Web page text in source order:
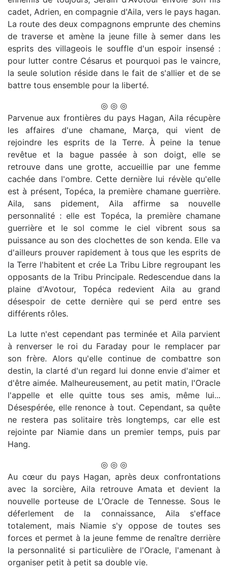
cadet, Adrien, en compagnie d'Aila, vers le pays hagan.
La route des deux compagnons emprunte des chemins
de traverse et amène la jeune fille à semer dans les
esprits des villageois le souffle d'un espoir insensé :
pour lutter contre Césarus et pourquoi pas le vaincre,
la seule solution réside dans le fait de s'allier et de se
battre tous ensemble pour la liberté.
◎ ◎ ◎
Parvenue aux frontières du pays Hagan, Aila récupère
les affaires d'une chamane, Marça, qui vient de
rejoindre les esprits de la Terre. À peine la tenue
revêtue et la bague passée à son doigt, elle se
retrouve dans une grotte, accueillie par une femme
cachée dans l'ombre. Cette dernière lui révèle qu'elle
est à présent, Topéca, la première chamane guerrière.
Aila, sans pidement, Aila affirme sa nouvelle
personnalité : elle est Topéca, la première chamane
guerrière et le sol comme le ciel vibrent sous sa
puissance au son des clochettes de son kenda. Elle va
d'ailleurs prouver rapidement à tous que les esprits de
la Terre l'habitent et crée La Tribu Libre regroupant les
opposants de la Tribu Principale. Redescendue dans la
plaine d'Avotour, Topéca redevient Aila au grand
désespoir de cette dernière qui se perd entre ses
différents rôles.
La lutte n'est cependant pas terminée et Aila parvient
à renverser le roi du Faraday pour le remplacer par
son frère. Alors qu'elle continue de combattre son
destin, la clarté d'un regard lui donne envie d'aimer et
d'être aimée. Malheureusement, au petit matin, l'Oracle
l'appelle et elle quitte tous ses amis, même lui...
Désespérée, elle renonce à tout. Cependant, sa quête
ne restera pas solitaire très longtemps, car elle est
rejointe par Niamie dans un premier temps, puis par
Hang.
◎ ◎ ◎
Au cœur du pays Hagan, après deux confrontations
avec la sorcière, Aila retrouve Amata et devient la
nouvelle porteuse de L'Oracle de Tennesse. Sous le
déferlement de la connaissance, Aila s'efface
totalement, mais Niamie s'y oppose de toutes ses
forces et permet à la jeune femme de renaître derrière
la personnalité si particulière de l'Oracle, l'amenant à
organiser petit à petit sa double vie.